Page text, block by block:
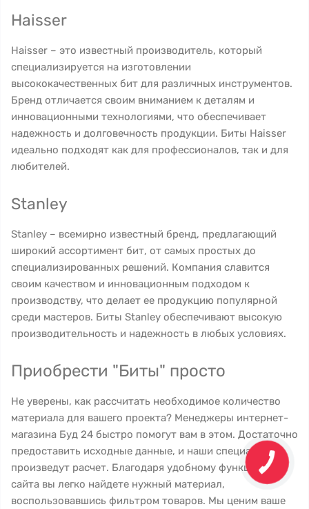
Haisser
Haisser – это известный производитель, который
специализируется на изготовлении
высококачественных бит для различных инструментов.
Бренд отличается своим вниманием к деталям и
инновационными технологиями, что обеспечивает
надежность и долговечность продукции. Биты Haisser
идеально подходят как для профессионалов, так и для
любителей.
Stanley
Stanley – всемирно известный бренд, предлагающий
широкий ассортимент бит, от самых простых до
специализированных решений. Компания славится
своим качеством и инновационным подходом к
производству, что делает ее продукцию популярной
среди мастеров. Биты Stanley обеспечивают высокую
производительность и надежность в любых условиях.
Приобрести "Биты" просто
Не уверены, как рассчитать необходимое количество
материала для вашего проекта? Менеджеры интернет-
магазина Буд 24 быстро помогут вам в этом. Достаточно
предоставить исходные данные, и наши специалисты
произведут расчет. Благодаря удобному функционалу
сайта вы легко найдете нужный материал,
воспользовавшись фильтром товаров. Мы ценим ваше